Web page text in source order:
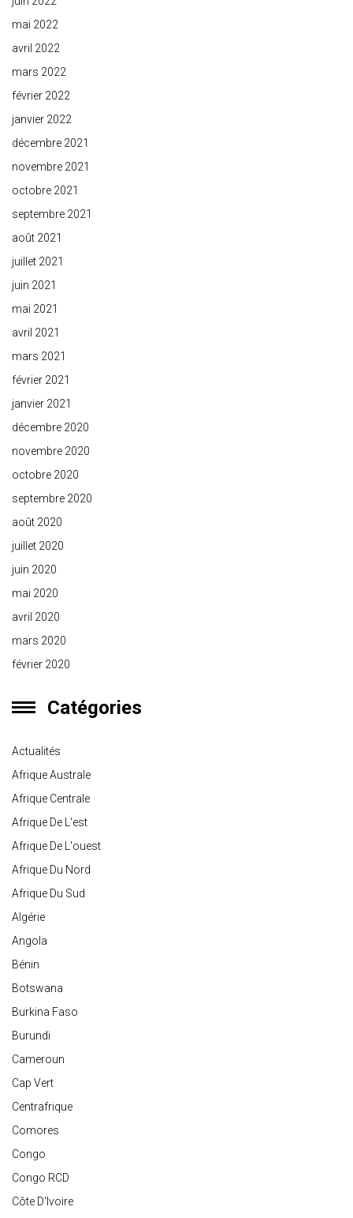
mai 2022
avril 2022
mars 2022
février 2022
janvier 2022
décembre 2021
novembre 2021
octobre 2021
septembre 2021
août 2021
juillet 2021
juin 2021
mai 2021
avril 2021
mars 2021
février 2021
janvier 2021
décembre 2020
novembre 2020
octobre 2020
septembre 2020
août 2020
juillet 2020
juin 2020
mai 2020
avril 2020
mars 2020
février 2020
Catégories
Actualités
Afrique Australe
Afrique Centrale
Afrique De L'est
Afrique De L'ouest
Afrique Du Nord
Afrique Du Sud
Algérie
Angola
Bénin
Botswana
Burkina Faso
Burundi
Cameroun
Cap Vert
Centrafrique
Comores
Congo
Congo RCD
Côte D'Ivoire